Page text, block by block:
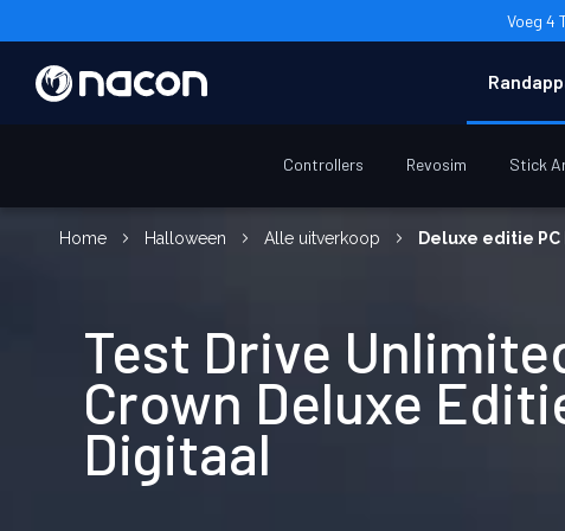
Voeg 4
Controllers Revosim Stick
Home Halloween Alle uitverkoop Deluxe editie
Test Drive
Crown Deluxe
Digitaal